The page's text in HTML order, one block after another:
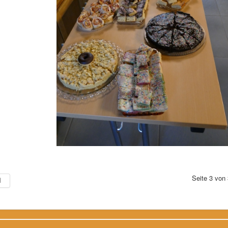
Seite 3 von